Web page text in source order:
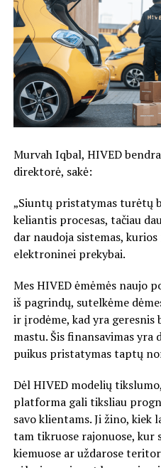
Murvah Iqbal, HIVED
direktorė, sakė:
„Siuntų pristatymas turėtų
keliantis procesas, tačiau
dar naudoja sistemas,
elektroninei prekybai.
Mes HIVED ėmėmės naujo
iš pagrindų, sutelkėme
ir įrodėme, kad yra geresnis
mastu. Šis finansavimas
puikus pristatymas taptų
Dėl HIVED modelių
platforma gali tiksliau
savo klientams. Ji žino,
tam tikruose rajonuose, kur
kiemuose ar uždarose